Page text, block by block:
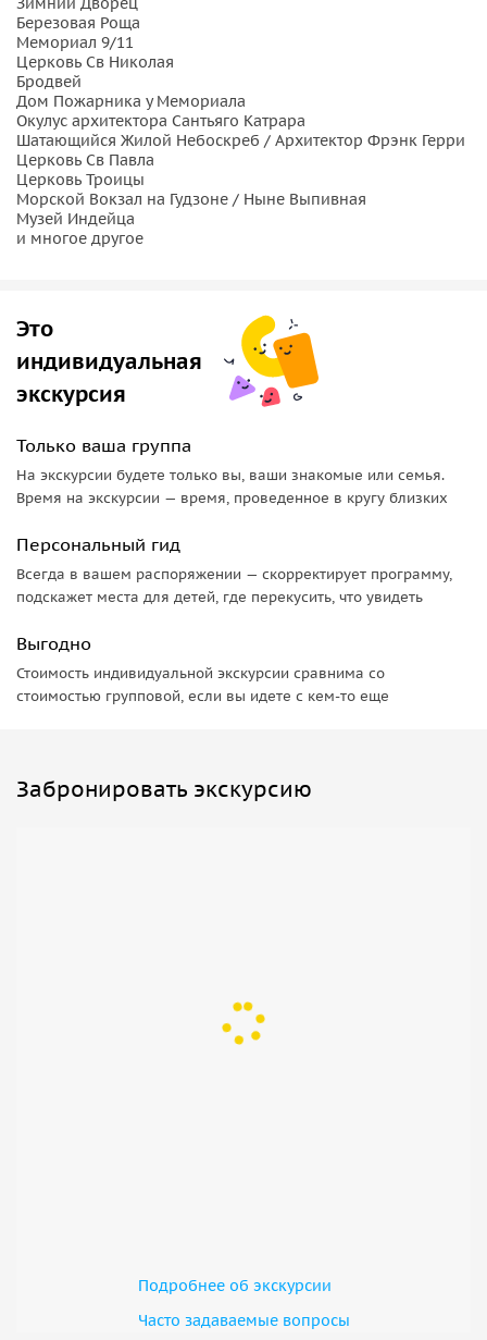
заветам Леонарда Эйлера: в 1916 году здание стало
чемпионом по высоте. И сравните его с современной
Freedom Tower, которая возведена на месте бывших
башен-близнецов. Звезды архитектуры В Нью-Йорке вы
встретите немало творений легендарного Фрэнка Гери. Я
расскажу о его личности и любви к пластичным формам и
покажу Spruce Street — самое высокое жилое здание в
мире. Также мы посетим транспортный узел Окулус, автор
которого Сантьяго Калатрава: я был на его открытии, где
играли The Rolling Stones. А еще поговорим об
профессора Тимошенко. Место встречи Начало экскурсии
На пересечении Либерти и South End Avenue.
Березовая Роща
Мемориал 9/11
Церковь Св Николая
Бродвей
Дом Пожарника у Мемориала
Окулус архитектора Сантьяго Катрара
Шатающийся Жилой Небоскреб / Архитектор Фрэнк Герри
Церковь Св Павла
Церковь Троицы
Морской Вокзал на Гудзоне / Ныне Выпивная
Музей Индейца
и многое другое
Это
индивидуальная
экскурсия
Только ваша группа
На экскурсии будете только вы, ваши знакомые или семья.
Время на экскурсии — время, проведенное в кругу близких
Персональный гид
Всегда в вашем распоряжении — скорректирует программу,
подскажет места для детей, где перекусить, что увидеть
Выгодно
Стоимость индивидуальной экскурсии сравнима со
стоимостью групповой, если вы идете с кем-то еще
Забронировать экскурсию
Подробнее об экскурсии
Часто задаваемые вопросы